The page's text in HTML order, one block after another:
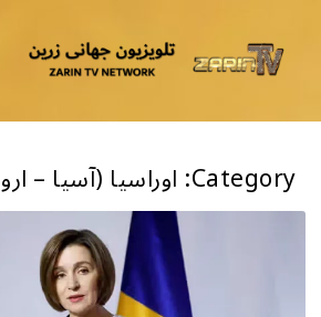
Category: اوراسیا (آسیا –